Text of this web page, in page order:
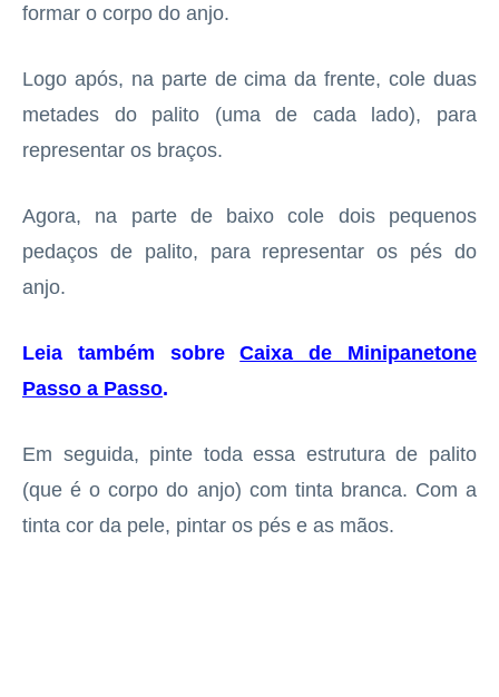
formar o corpo do anjo.
Logo após, na parte de cima da frente, cole duas
metades do palito (uma de cada lado), para
representar os braços.
Agora, na parte de baixo cole dois pequenos
pedaços de palito, para representar os pés do
anjo.
Leia também sobreCaixa de Minipanetone
Passo a Passo.
Em seguida, pinte toda essa estrutura de palito
(que é o corpo do anjo) com tinta branca. Com a
tinta cor da pele, pintar os pés e as mãos.